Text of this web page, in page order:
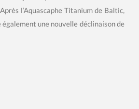
l’Aquascaphe Titanium de Baltic,
également une nouvelle déclinaison de